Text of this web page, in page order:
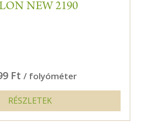
NEW 2190
Ft / folyóméter
RÉSZLETEK